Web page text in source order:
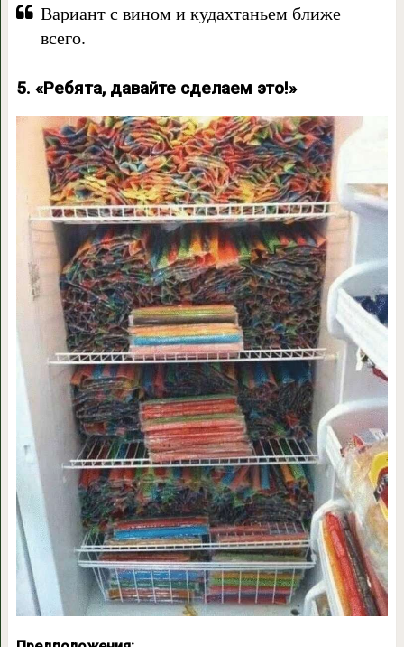
Вариант с вином и кудахтаньем ближе
всего.
5. «Ребята, давайте сделаем это!»